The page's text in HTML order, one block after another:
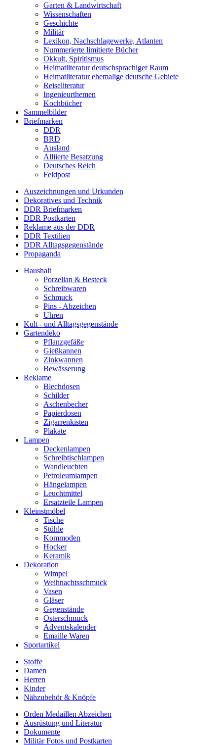
Garten & Landwirtschaft
Wissenschaften
Geschichte
Militär
Lexikon, Nachschlagewerke, Atlanten
Nummerierte limitierte Bücher
Okkult, Spiritismus
Heimatliteratur deutschsprachiger Raum
Heimatliteratur ehemalige deutsche Gebiete
Reiseliteratur
Ingenieurthemen
Kochbücher
Sammelbilder
Briefmarken
DDR
BRD
Ausland
Alliierte Besatzung
Deutsches Reich
Feldpost
Auszeichnungen und Urkunden
Dekoratives und Technik
DDR Briefmarken
DDR Postkarten
Reklame aus der DDR
DDR Textilien
DDR Alltagsgegenstände
Propaganda
Haushalt
Porzellan & Besteck
Schreibwaren
Schmuck
Pins - Abzeichen
Uhren
Kult - und Alltagsgegenstände
Gartendeko
Pflanzgefäße
Gießkannen
Zinkwannen
Bewässerung
Reklame
Blechdosen
Schilder
Aschenbecher
Papierdosen
Zigarrenkisten
Plakate
Lampen
Deckenlampen
Schreibtischlampen
Wandleuchten
Petroleumlampen
Hängelampen
Leuchtmittel
Ersatzteile Lampen
Kleinstmöbel
Tische
Stühle
Kommoden
Hocker
Keramik
Dekoration
Wimpel
Weihnachtsschmuck
Vasen
Gläser
Gegenstände
Osterschmuck
Adventskalender
Emaille Waren
Sportartikel
Stoffe
Damen
Herren
Kinder
Nähzubehör & Knöpfe
Orden Medaillen Abzeichen
Ausrüstung und Literatur
Dokumente
Militär Fotos und Postkarten